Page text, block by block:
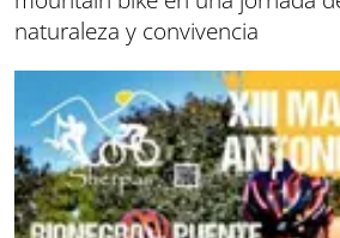
naturaleza y convivencia